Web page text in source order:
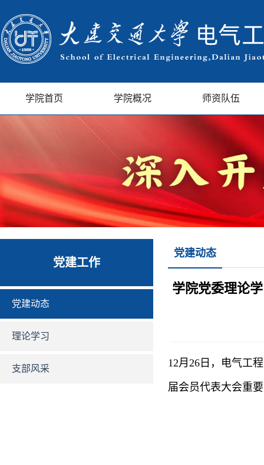
学院首页 学院概况 师资队伍
党建工作
党建动态
理论学习
支部风采
党建动态
学院党委理论
12月26日，电气工
届会员代表大会重